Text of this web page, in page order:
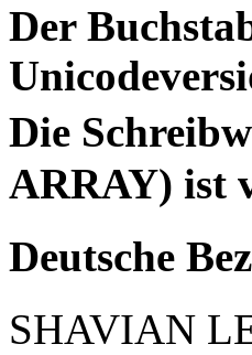
Der
Die
ARRAY) ist
Deutsche
SHAVIAN